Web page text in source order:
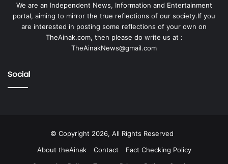
We are an Independent News, Information and Entertainment
portal, aiming to mirror the true reflections of our society.If you
are interested in posting some reflections of your own on
TheAinak.com, then please do write us at :
TheAinakNews@gmail.com
Social
© Copyright 2026, All Rights Reserved
About theAinak
Contact
Fact Checking Policy